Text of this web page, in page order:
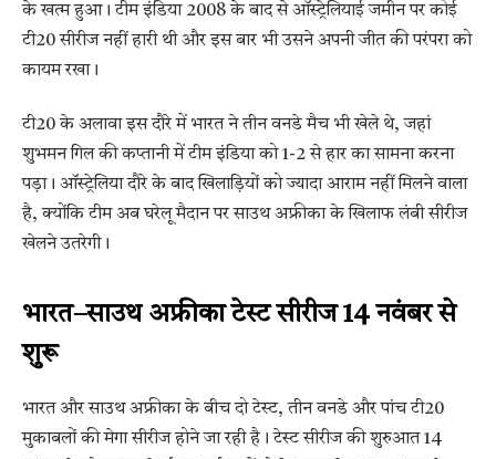
के खत्म हुआ। टीम इंडिया 2008 के बाद से ऑस्ट्रेलियाई जमीन पर कोई
टी20 सीरीज नहीं हारी थी और इस बार भी उसने अपनी जीत की परंपरा को
कायम रखा।
टी20 के अलावा इस दौरे में भारत ने तीन वनडे मैच भी खेले थे, जहां
शुभमन गिल की कप्तानी में टीम इंडिया को 1-2 से हार का सामना करना
पड़ा। ऑस्ट्रेलिया दौरे के बाद खिलाड़ियों को ज्यादा आराम नहीं मिलने वाला
है, क्योंकि टीम अब घरेलू मैदान पर साउथ अफ्रीका के खिलाफ लंबी सीरीज
खेलने उतरेगी।
भारत–साउथ अफ्रीका टेस्ट सीरीज 14 नवंबर से
शुरू
भारत और साउथ अफ्रीका के बीच दो टेस्ट, तीन वनडे और पांच टी20
मुकाबलों की मेगा सीरीज होने जा रही है। टेस्ट सीरीज की शुरुआत 14